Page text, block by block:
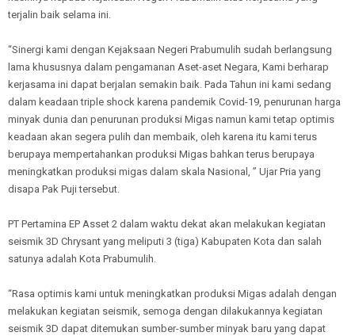
terjalin baik selama ini.
“Sinergi kami dengan Kejaksaan Negeri Prabumulih sudah berlangsung
lama khususnya dalam pengamanan Aset-aset Negara, Kami berharap
kerjasama ini dapat berjalan semakin baik. Pada Tahun ini kami sedang
dalam keadaan triple shock karena pandemik Covid-19, penurunan harga
minyak dunia dan penurunan produksi Migas namun kami tetap optimis
keadaan akan segera pulih dan membaik, oleh karena itu kami terus
berupaya mempertahankan produksi Migas bahkan terus berupaya
meningkatkan produksi migas dalam skala Nasional, ” Ujar Pria yang
disapa Pak Puji tersebut.
PT Pertamina EP Asset 2 dalam waktu dekat akan melakukan kegiatan
seismik 3D Chrysant yang meliputi 3 (tiga) Kabupaten Kota dan salah
satunya adalah Kota Prabumulih.
“Rasa optimis kami untuk meningkatkan produksi Migas adalah dengan
melakukan kegiatan seismik, semoga dengan dilakukannya kegiatan
seismik 3D dapat ditemukan sumber-sumber minyak baru yang dapat